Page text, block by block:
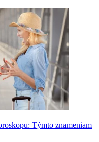
Týmto znameniam